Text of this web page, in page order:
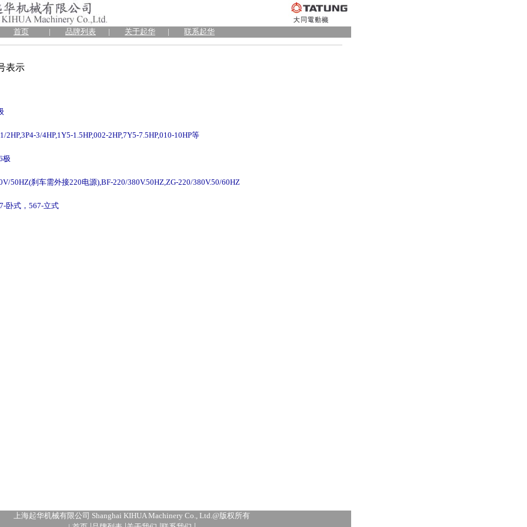
首页 | 品牌列表 | 关于起华 | 联系起华
表示
2HP,3P4-3/4HP,1Y5-1.5HP,002-2HP,7Y5-7.5HP,010-10HP等
极
50HZ(刹车需外接220电源),BF-220/380V.50HZ,ZG-220/380V.50/60HZ
卧式，567-立式
上海起华机械有限公司 Shanghai KIHUA Machinery Co., Ltd.@版权所有